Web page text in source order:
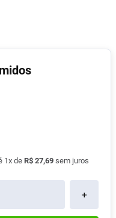
1x de R$ 27,69 sem juros
＋